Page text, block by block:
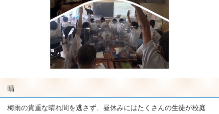
晴
梅雨の貴重な晴れ間を逃さず、昼休みにはたくさんの生徒が校庭